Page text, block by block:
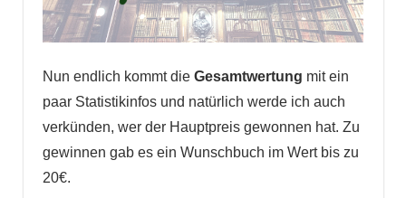
Nun endlich kommt die Gesamtwertung mit ein
paar Statistikinfos und natürlich werde ich auch
verkünden, wer der Hauptpreis gewonnen hat. Zu
gewinnen gab es ein Wunschbuch im Wert bis zu
20€.